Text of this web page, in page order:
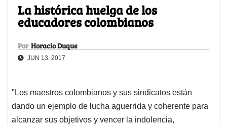
La histórica huelga de los
educadores colombianos
Por Horacio Duque
JUN 13, 2017
"Los maestros colombianos y sus sindicatos están
dando un ejemplo de lucha aguerrida y coherente para
alcanzar sus objetivos y vencer la indolencia,